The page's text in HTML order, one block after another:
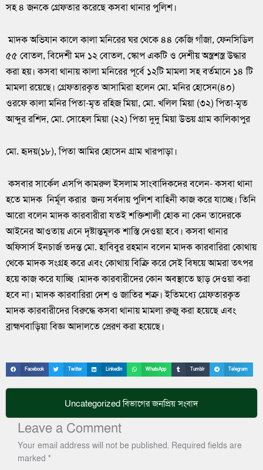
সহ ৪ জনকে গ্রেফতার করেছে কসবা থানার পুলিশ।
মাদক অভিযান কালে কালা মনিরের ঘর থেকে ৪৪ কেজি গাঁজা, ফেনসিডিল
৫৫ বোতল, বিদেশী মদ ১২ বোতল, স্কোপ একটি ও দেশীয় অস্ত্রশস্ত্র উদ্ধার
করা হয়। কসবা থানায় কালা মনিরের পূর্বে ১২টি মামলা সহ বর্তমানে ১৪ টি
মামলা রয়েছে। গ্রেফতারকৃত আসামিরা হলেন মো. মনির হোসেন(৪০)
ওরফে কালা মনির পিতা-মৃত রহিজ মিয়া, মো. খলিল মিয়া (৩২) পিতা-মৃত
আব্দুর রশিদ, মো. সোহেল মিয়া (২২) পিতা দুদু মিয়া উভয় গ্রাম কালিকাপুর
মো. হৃদয়(১৮), পিতা আমির হোসেন গ্রাম খারপাড়া।
কসবার সার্কেল এসপি কামরুল ইসলাম সাংবাদিকদের বলেন- কসবা থানা
হতে মাদক নির্মূল করার জন্য সর্বদায় পুলিশ বাহিনী কাজ করে যাচ্ছে। তিনি
আরো বলেন মাদক কারবারীরা যতই শক্তিশালী হোক না কেন তাদেরকে
আইনের আওতায় এনে দৃষ্টান্তমূলক শাস্তি দেওয়া হবে। কসবা থানার
অফিসার্স ইনচার্জ তদন্ত মো. হাবিবুর রহমান বলেন মাদক কারবারিরা কোথায়
থেকে মাদক সংগ্রহ করে এবং কোথায় বিক্রি করে সেই বিষয়ে আমরা তৎপর
হয়ে কাজ করে যাচ্ছি ।মাদক কারবারীদের কোন অবস্থাতে ছাড় দেওয়া করা
হবে না। মাদক কারবারিরা দেশ ও জাতির শত্রু। ইতিমধ্যে গ্রেফতারকৃত
মাদক কারবারীদের বিরুদ্ধে কসবা থানায় মামলা রুজু করা হয়েছে এবং
ব্রাহ্মণবাড়িয়া বিজ্ঞ আদালতে প্রেরণ করা হয়েছে।
Facebook Twitter LinkedIn WhatsApp Tumblr Telegram
Uncategorizedবিভাগের জনপ্রিয় সংবাদ
Leave a Comment
Your email address will not be published. Required fields are
marked *